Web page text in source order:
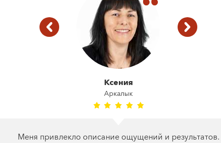
Ксения
Аркалык
Меня привлекло описание ощущений и результатов.